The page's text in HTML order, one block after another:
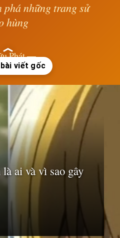
những trang sử
hùng
Phát —
armin
ai và vì sao gây